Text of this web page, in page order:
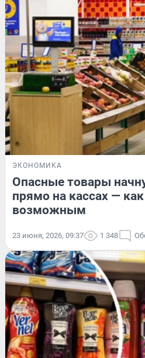
ЭКОНОМИКА
Опасные товары
прямо на кассах —
возможным
23 июня, 2026, 09:37 1 348